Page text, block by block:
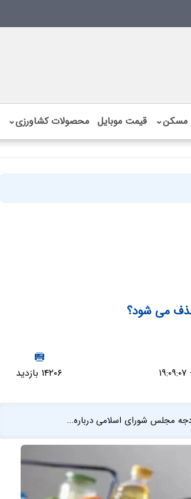
مسکن⌄ قیمت موبایل محصولات کشاورزی⌄
می شود؟
۱۴۲۰۶ بازدید
مجلس شورای اسلامی درباره...